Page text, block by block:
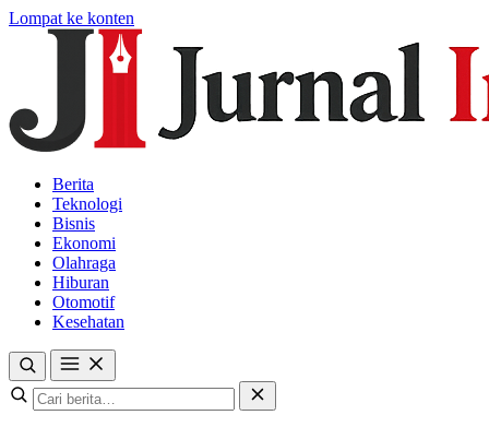
Lompat ke konten
Berita
Teknologi
Bisnis
Ekonomi
Olahraga
Hiburan
Otomotif
Kesehatan